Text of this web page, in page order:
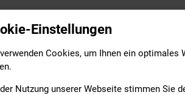
Leistungs- & Wettkampfsport
Einstellungen
Cookies, um Ihnen ein optimales
Nutzung unserer Webseite stimmen Sie